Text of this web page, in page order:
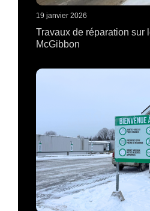
19 janvier 2026
Travaux de réparation sur
McGibbon